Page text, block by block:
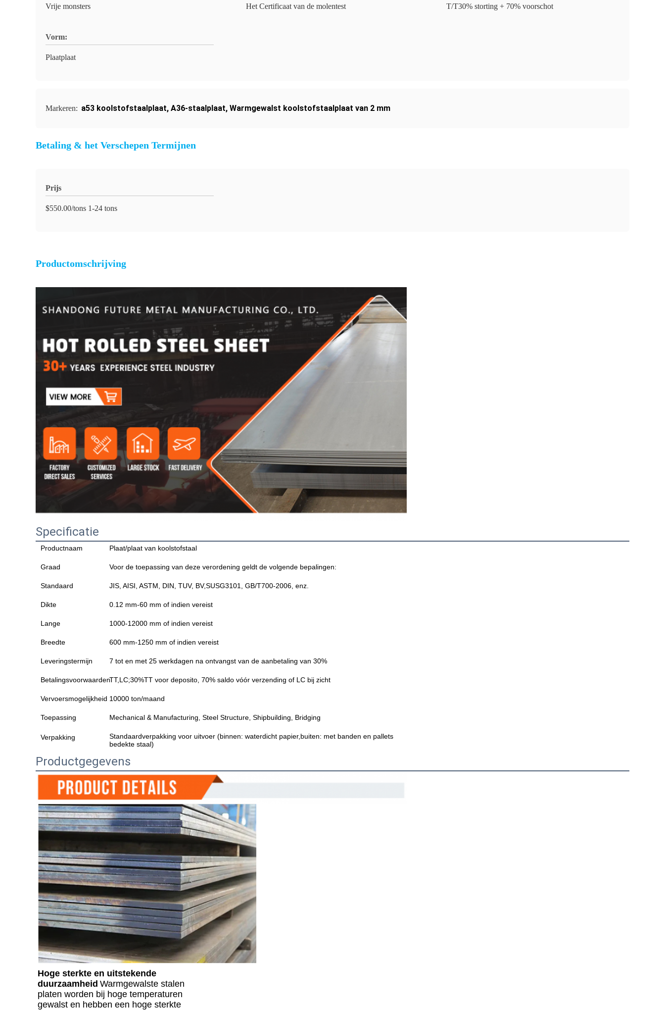
Vrije monsters Het Certificaat van de molentest T/T30% storting + 70% voorschot
Vorm:
Plaatplaat
Markeren: a53 koolstofstaalplaat, A36-staalplaat, Warmgewalst koolstofstaalplaat van 2 mm
Betaling & het Verschepen Termijnen
Prijs
$550.00/tons 1-24 tons
Productomschrijving
Specificatie
Productnaam Plaat/plaat van koolstofstaal
Graad Voor de toepassing van deze verordening geldt de volgende bepalingen:
Standaard JIS, AISI, ASTM, DIN, TUV, BV,SUSG3101, GB/T700-2006, enz.
Dikte 0.12 mm-60 mm of indien vereist
Lange 1000-12000 mm of indien vereist
Breedte 600 mm-1250 mm of indien vereist
Leveringstermijn 7 tot en met 25 werkdagen na ontvangst van de aanbetaling van 30%
BetalingsvoorwaardenTT,LC;30%TT voor deposito, 70% saldo vóór verzending of LC bij zicht
Vervoersmogelijkheid 10000 ton/maand
Toepassing Mechanical & Manufacturing, Steel Structure, Shipbuilding, Bridging
Verpakking
Standaardverpakking voor uitvoer (binnen: waterdicht papier,buiten: met banden en pallets
bedekte staal)
Productgegevens
Hoge sterkte en uitstekende
duurzaamheid Warmgewalste stalen
platen worden bij hoge temperaturen
gewalst en hebben een hoge sterkte